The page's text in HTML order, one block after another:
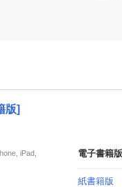
版]
iPad,
電子書籍
紙書籍版